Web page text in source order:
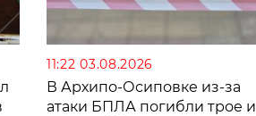
11:22 03.08.2026
В Архипо-Осиповке из-за
атаки БПЛА погибли трое и